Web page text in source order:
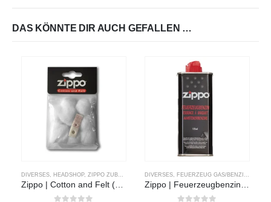
DAS KÖNNTE DIR AUCH GEFALLEN …
DIVERSES HEADSHOP, ZIPPO ZUBEHÖR DIVERSES FEUERZEUG GAS/BENZIN